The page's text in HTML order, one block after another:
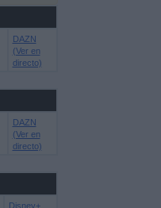
DAZN
(Ver en
directo)
DAZN
(Ver en
directo)
Disney+